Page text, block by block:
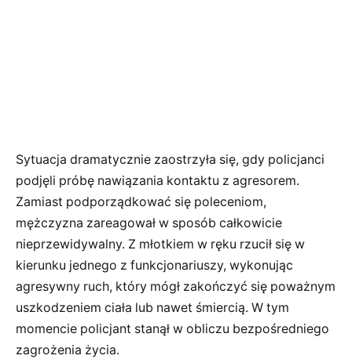
Sytuacja dramatycznie zaostrzyła się, gdy policjanci
podjęli próbę nawiązania kontaktu z agresorem.
Zamiast podporządkować się poleceniom,
mężczyzna zareagował w sposób całkowicie
nieprzewidywalny. Z młotkiem w ręku rzucił się w
kierunku jednego z funkcjonariuszy, wykonując
agresywny ruch, który mógł zakończyć się poważnym
uszkodzeniem ciała lub nawet śmiercią. W tym
momencie policjant stanął w obliczu bezpośredniego
zagrożenia życia.